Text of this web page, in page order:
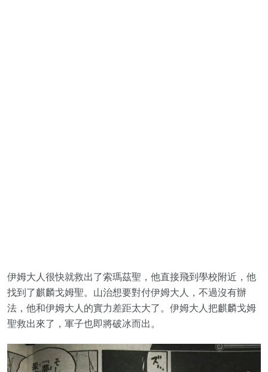
伊姆大人很快就救出了索瑪茲聖，他直接飛到學校附近，他
找到了麒麟戈姆聖。山治想要對付伊姆大人，不過沒有辦
法，他和伊姆大人的實力差距太大了。伊姆大人把麒麟戈姆
聖救出來了，軍子也即將破冰而出。